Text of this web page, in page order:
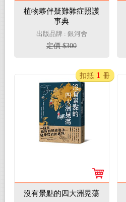
植物夥伴疑難雜症照護
事典
出版品牌 : 銀河舍
定價 $300
沒有景點的四大洲晃蕩
扣抵 1 冊